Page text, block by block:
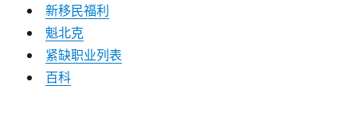
新移民福利
魁北克
紧缺职业列表
百科